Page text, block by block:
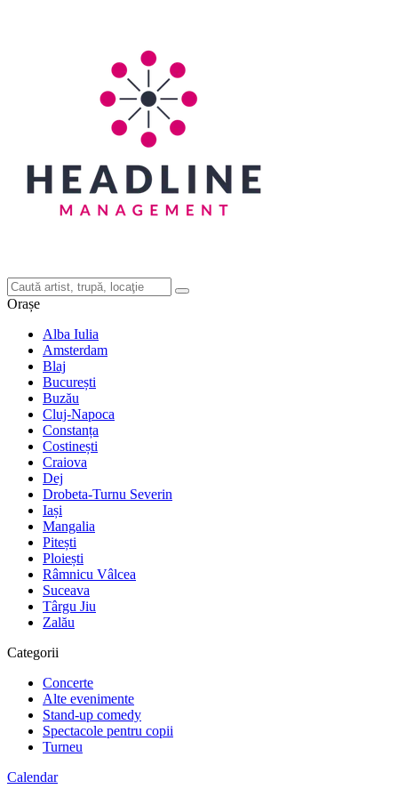
Orașe
Alba Iulia
Amsterdam
Blaj
București
Buzău
Cluj-Napoca
Constanța
Costinești
Craiova
Dej
Drobeta-Turnu Severin
Iași
Mangalia
Pitești
Ploiești
Râmnicu Vâlcea
Suceava
Târgu Jiu
Zalău
Categorii
Concerte
Alte evenimente
Stand-up comedy
Spectacole pentru copii
Turneu
Calendar